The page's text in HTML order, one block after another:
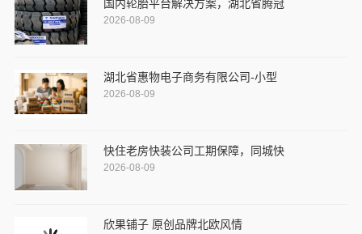
国内轮胎平台解决方案，湖北省腾冠
2026-08-09
湖北省惠物电子商务有限公司-小型
2026-08-09
快住老房快装公司工期保障，同城快
2026-08-09
欣果铺子 原创品牌北欧风情